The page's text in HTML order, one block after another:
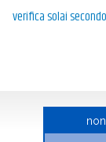
verifica solai